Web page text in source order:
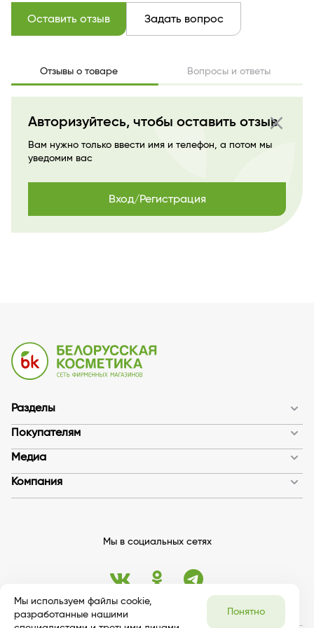
Тон
тон 53 dark beige
Производитель
Страна бренда
Оставить отзыв Задать вопрос
Отзывы о товаре Вопросы и ответы
close
Авторизуйтесь, чтобы оставить отзыв
Вам нужно только ввести имя и телефон, а потом мы
уведомим вас
Вход/Регистрация
Разделы
Покупателям
Медиа
Компания
Мы в социальных сетях
Мы используем файлы cookie,
разработанные нашими
Понятно